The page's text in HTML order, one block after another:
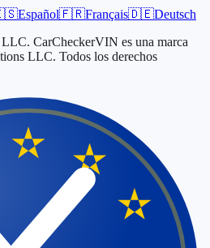
Español🇫🇷Français🇩🇪Deutsch
CarCheckerVIN es una marca
LLC. Todos los derechos